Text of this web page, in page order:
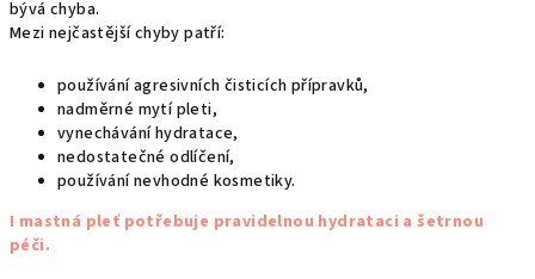
bývá chyba.
Mezi nejčastější chyby patří:
používání agresivních čisticích přípravků,
nadměrné mytí pleti,
vynechávání hydratace,
nedostatečné odlíčení,
používání nevhodné kosmetiky.
I mastná pleť potřebuje pravidelnou hydrataci a šetrnou
péči.